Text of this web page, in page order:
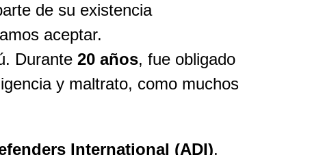
de su existencia
aceptar.
Durante 20 años, fue obligado
y maltrato, como muchos
International (ADI),